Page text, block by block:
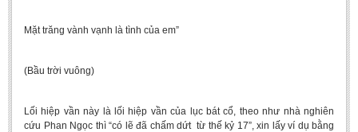
Mặt trăng vành vạnh là tình của em”
(Bầu trời vuông)
Lối hiệp vần này là lối hiệp vần của lục bát cổ, theo như nhà nghiên
cứu Phan Ngọc thì “có lẽ đã chấm dứt từ thế kỷ 17”, xin lấy ví dụ bằng